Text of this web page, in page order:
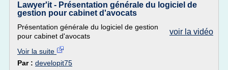
Lawyer'it - Présentation générale du logiciel de
gestion pour cabinet d'avocats
voir la vidéo
Présentation générale du logiciel de gestion
pour cabinet d'avocats
Voir la suite
Par : developit75